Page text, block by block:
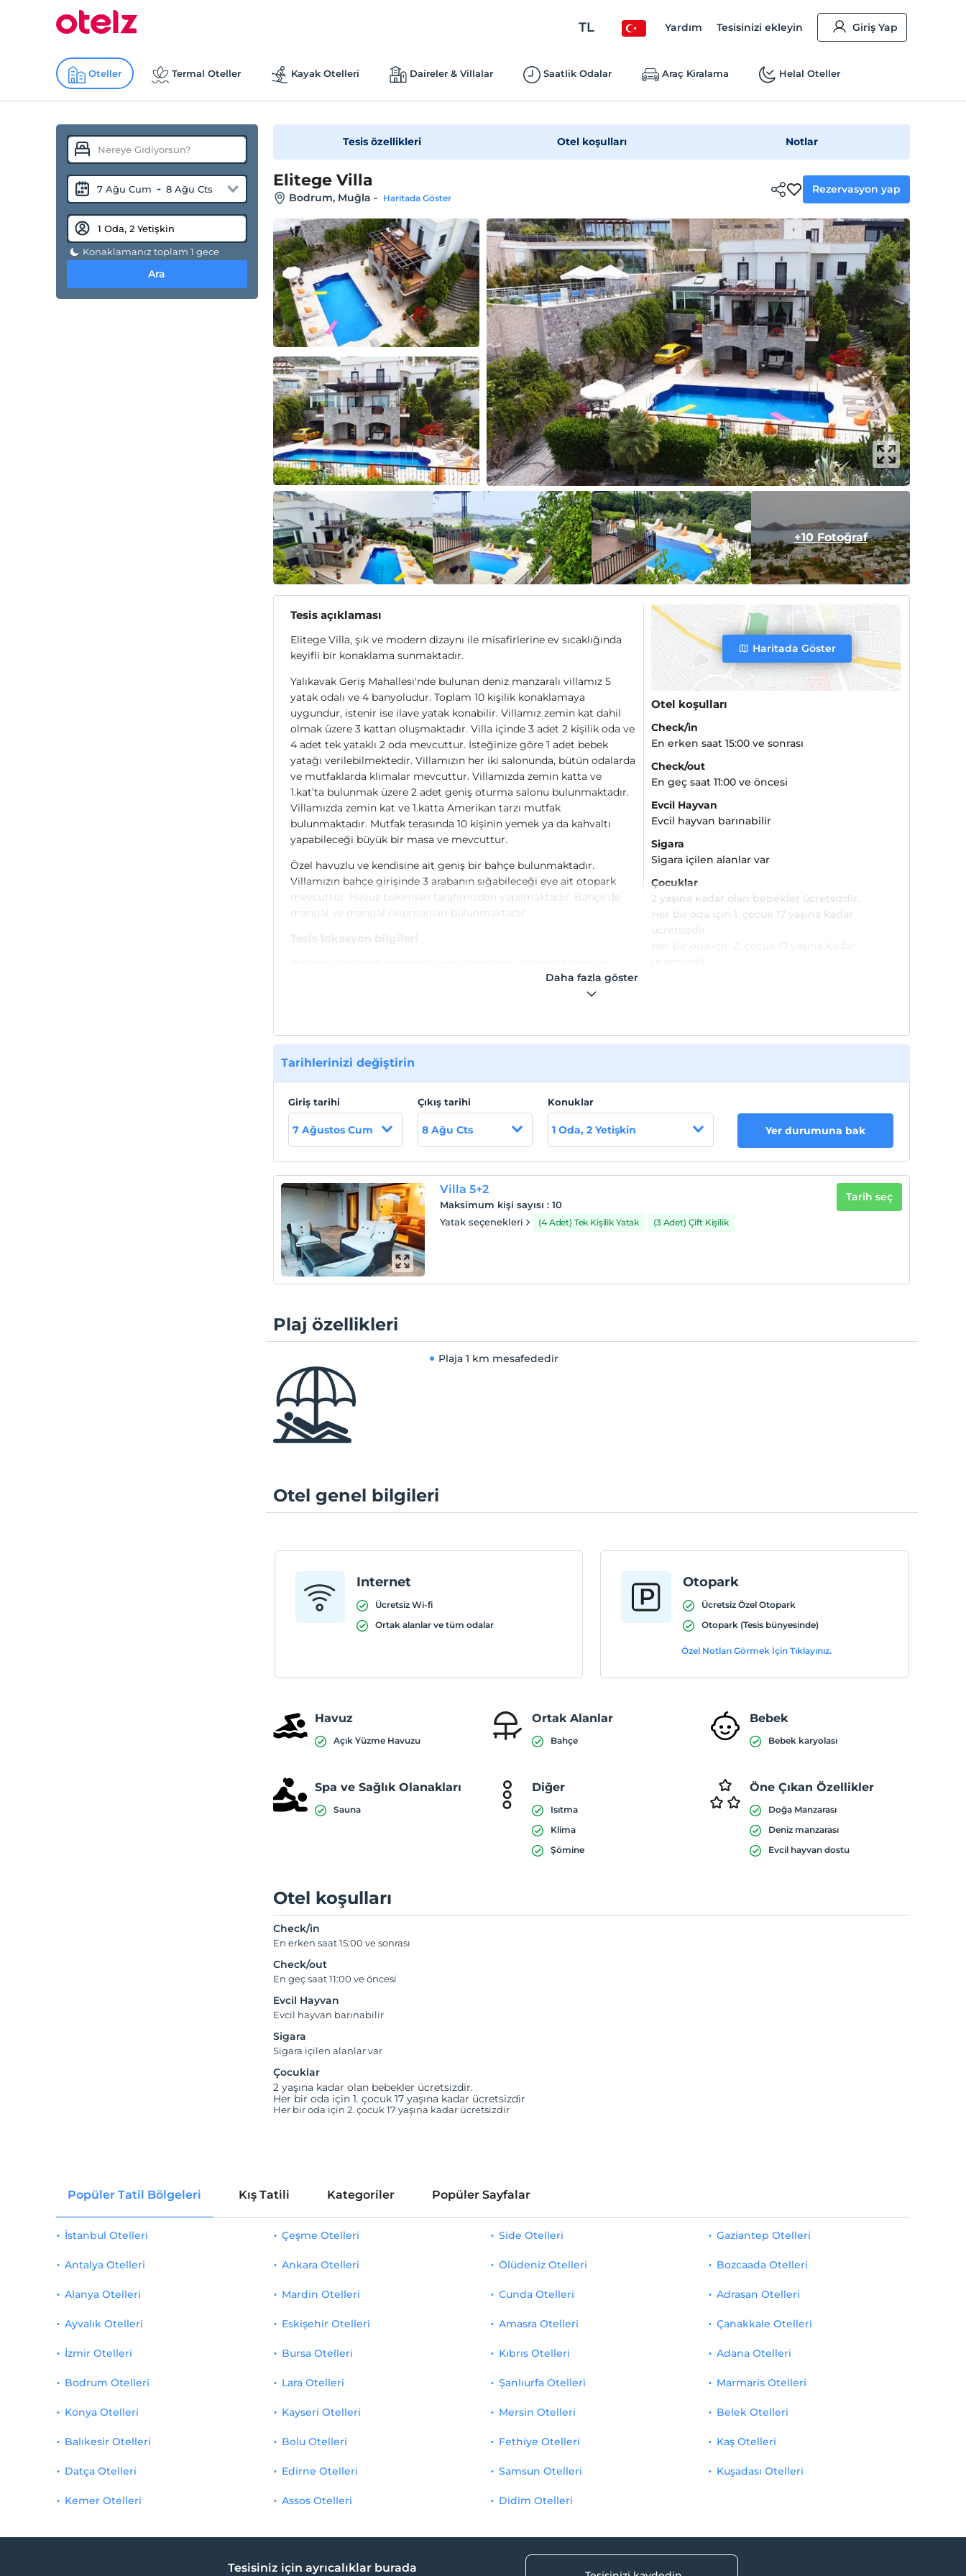
TL Yardım Tesisinizi ekleyin Giriş Yap
Oteller Termal Oteller Kayak Otelleri Daireler & Villalar Saatlik Odalar Araç Kiralama Helal Oteller
7 Ağu Cum - 8 Ağu Cts
Konaklamanız toplam 1 gece
Ara
Tesis özellikleri Otel koşulları Notlar
Elitege Villa
Bodrum, Muğla - Haritada Göster
Rezervasyon yap
+10 Fotoğraf
Tesis açıklaması
Elitege Villa, şık ve modern dizaynı ile misafirlerine ev sıcaklığında
keyifli bir konaklama sunmaktadır.
Yalıkavak Geriş Mahallesi'nde bulunan deniz manzaralı villamız 5
yatak odalı ve 4 banyoludur. Toplam 10 kişilik konaklamaya
uygundur, istenir ise ilave yatak konabilir. Villamız zemin kat dahil
olmak üzere 3 kattan oluşmaktadır. Villa içinde 3 adet 2 kişilik oda ve
4 adet tek yataklı 2 oda mevcuttur. İsteğinize göre 1 adet bebek
yatağı verilebilmektedir. Villamızın her iki salonunda, bütün odalarda
ve mutfaklarda klimalar mevcuttur. Villamızda zemin katta ve
1.kat’ta bulunmak üzere 2 adet geniş oturma salonu bulunmaktadır.
Villamızda zemin kat ve 1.katta Amerikan tarzı mutfak
bulunmaktadır. Mutfak terasında 10 kişinin yemek ya da kahvaltı
yapabileceği büyük bir masa ve mevcuttur.
Özel havuzlu ve kendisine ait geniş bir bahçe bulunmaktadır.
Villamızın bahçe girişinde 3 arabanın sığabileceği eve ait otopark
mevcuttur. Havuz bakımları tarafımızdan yapılmaktadır. Bahçe'de
mangal ve mangal ekipmanları bulunmaktadır.
Haritada Göster
Otel koşulları
Check/in
En erken saat 15:00 ve sonrası
Check/out
En geç saat 11:00 ve öncesi
Evcil Hayvan
Evcil hayvan barınabilir
Sigara
Sigara içilen alanlar var
Çocuklar
2 yaşına kadar olan bebekler ücretsizdir.
Her bir oda için 1. çocuk 17 yaşına kadar
ücretsizdir
Daha fazla göster
Tarihlerinizi değiştirin
Giriş tarihi
7 Ağustos Cum
Çıkış tarihi
8 Ağu Cts
Konuklar
1 Oda, 2 Yetişkin Yer durumuna bak
Villa 5+2
Maksimum kişi sayısı :10
Yatak seçenekleri
(4 Adet) Tek Kişilik Yatak (3 Adet) Çift Kişilik
Tarih seç
Plaj özellikleri
Plaja 1 km mesafededir
Otel genel bilgileri
Internet
Ücretsiz Wi-fi
Ortak alanlar ve tüm odalar
Otopark
Ücretsiz Özel Otopark
Otopark (Tesis bünyesinde)
Özel Notları Görmek İçin Tıklayınız.
Havuz
Açık Yüzme Havuzu
Ortak Alanlar
Bahçe
Bebek
Bebek karyolası
Spa ve Sağlık Olanakları
Sauna
Diğer
Isıtma
Klima
Şömine
Öne Çıkan Özellikler
Doğa Manzarası
Deniz manzarası
Evcil hayvan dostu
Otel koşulları
Check/in
En erken saat 15:00 ve sonrası
Check/out
En geç saat 11:00 ve öncesi
Evcil Hayvan
Evcil hayvan barınabilir
Sigara
Sigara içilen alanlar var
Çocuklar
2 yaşına kadar olan bebekler ücretsizdir.
Her bir oda için 1. çocuk 17 yaşına kadar ücretsizdir
Her bir oda için 2. çocuk 17 yaşına kadar ücretsizdir
Popüler Tatil Bölgeleri Kış Tatili Kategoriler Popüler Sayfalar
İstanbul Otelleri
Antalya Otelleri
Alanya Otelleri
Ayvalık Otelleri
İzmir Otelleri
Çeşme Otelleri
Ankara Otelleri
Mardin Otelleri
Eskişehir Otelleri
Bursa Otelleri
Side Otelleri
Ölüdeniz Otelleri
Cunda Otelleri
Amasra Otelleri
Kıbrıs Otelleri
Gaziantep Otelleri
Bozcaada Otelleri
Adrasan Otelleri
Çanakkale Otelleri
Adana Otelleri
Bodrum Otelleri
Konya Otelleri
Balıkesir Otelleri
Datça Otelleri
Kemer Otelleri
Lara Otelleri
Kayseri Otelleri
Bolu Otelleri
Edirne Otelleri
Assos Otelleri
Şanlıurfa Otelleri
Mersin Otelleri
Fethiye Otelleri
Samsun Otelleri
Didim Otelleri
Marmaris Otelleri
Belek Otelleri
Kaş Otelleri
Kuşadası Otelleri
Tesisiniz için ayrıcalıklar burada